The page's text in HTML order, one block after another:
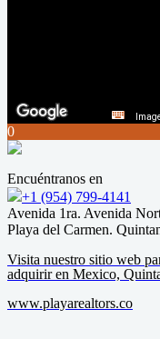
0
Encuéntranos en
+1 (954) 799-4141
Avenida 1ra. Avenida
Playa del Carmen.
Visita nuestro sitio web
adquirir en Mexico,
www.playarealtors.co